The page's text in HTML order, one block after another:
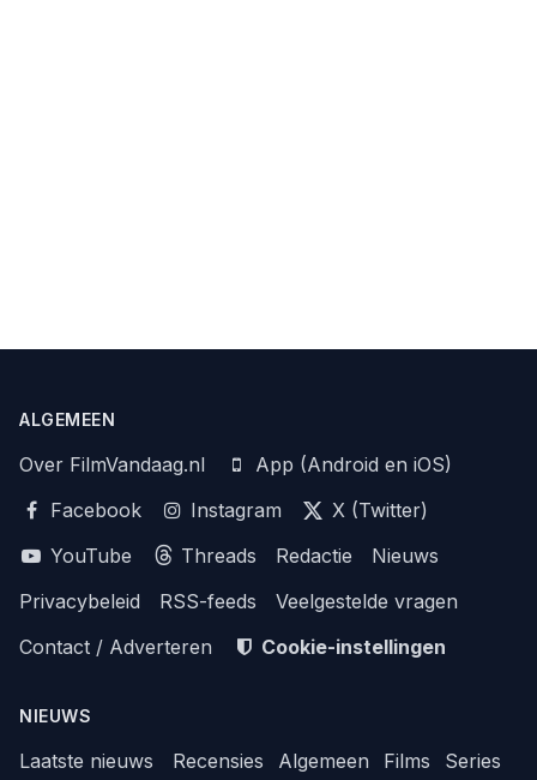
ALGEMEEN
Over FilmVandaag.nl
App (Android en iOS)
Facebook
Instagram
X (Twitter)
YouTube
Threads Redactie
Nieuws
Privacybeleid
RSS-feeds
Veelgestelde vragen
Contact / Adverteren
Cookie-instellingen
NIEUWS
Laatste nieuws Recensies Algemeen Films
Series